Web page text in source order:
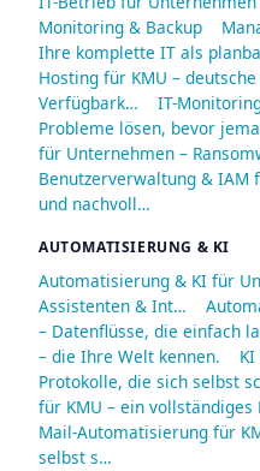
Monitoring & Backup
Ihre komplette IT als
Hosting für KMU –
Verfügbark…
IT-
Probleme lösen, bevor
für Unternehmen –
Benutzerverwaltung & IAM
und nachvoll…
AUTOMATISIERUNG & KI
Automatisierung & KI für
Assistenten & Int…
– Datenflüsse, die einfach
– die Ihre Welt kennen.
Protokolle, die sich selbst
für KMU – ein
Mail-Automatisierung für
selbst s…